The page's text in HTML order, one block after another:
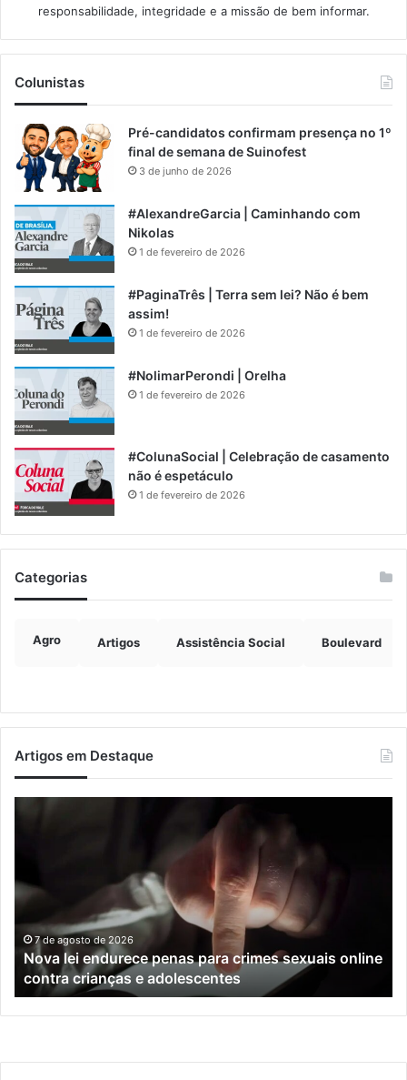
responsabilidade, integridade e a missão de bem informar.​
Colunistas
Pré-candidatos confirmam presença no 1º
final de semana de Suinofest
3 de junho de 2026
#AlexandreGarcia | Caminhando com
Nikolas
1 de fevereiro de 2026
#PaginaTrês | Terra sem lei? Não é bem
assim!
1 de fevereiro de 2026
#NolimarPerondi | Orelha
1 de fevereiro de 2026
#ColunaSocial | Celebração de casamento
não é espetáculo
1 de fevereiro de 2026
Categorias
Agro Artigos Assistência Social Boulevard
Artigos em Destaque
para
crimes
sexuais
online
contra
crianças
e
adolescentes
7 de agosto de 2026
Nova lei endurece penas para crimes sexuais online
contra crianças e adolescentes